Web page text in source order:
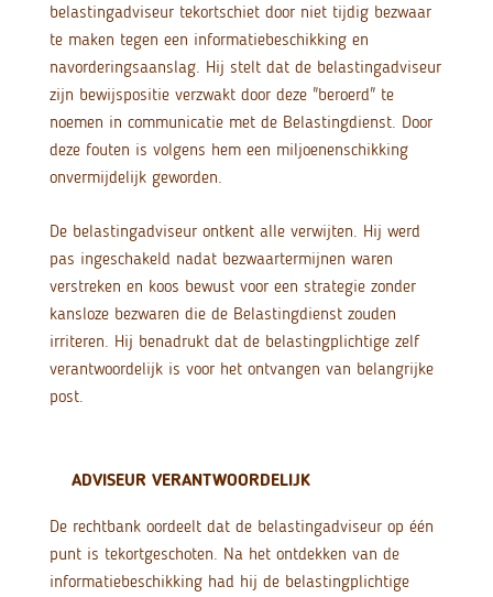
belastingadviseur tekortschiet door niet tijdig bezwaar
te maken tegen een informatiebeschikking en
navorderingsaanslag. Hij stelt dat de belastingadviseur
zijn bewijspositie verzwakt door deze "beroerd" te
noemen in communicatie met de Belastingdienst. Door
deze fouten is volgens hem een miljoenenschikking
onvermijdelijk geworden.
De belastingadviseur ontkent alle verwijten. Hij werd
pas ingeschakeld nadat bezwaartermijnen waren
verstreken en koos bewust voor een strategie zonder
kansloze bezwaren die de Belastingdienst zouden
irriteren. Hij benadrukt dat de belastingplichtige zelf
verantwoordelijk is voor het ontvangen van belangrijke
post.
ADVISEUR VERANTWOORDELIJK
De rechtbank oordeelt dat de belastingadviseur op één
punt is tekortgeschoten. Na het ontdekken van de
informatiebeschikking had hij de belastingplichtige